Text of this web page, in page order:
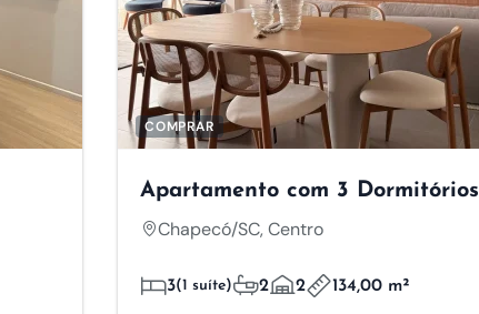
COMPRAR
Apartamento com 3 Dormitórios
Chapecó/SC, Centro
3(1 suíte) 2 2 134,00 m²